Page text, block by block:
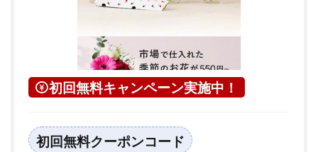
初回無料キャンペーン実施中！
初回無料クーポンコード